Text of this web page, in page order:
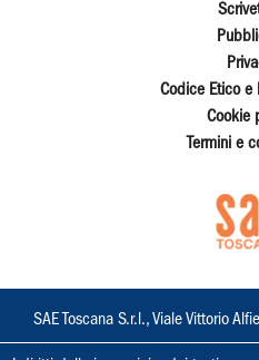
Codice Etico e
Cookie
Termini e
SAE Toscana S.r.l., Viale Vittorio